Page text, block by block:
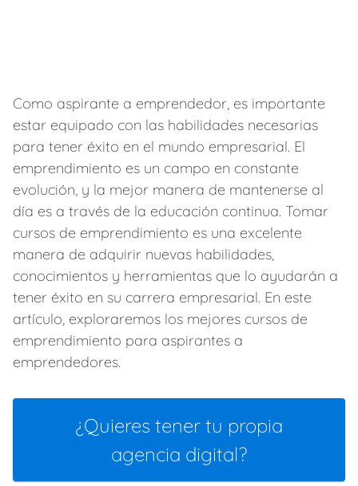
Como aspirante a emprendedor, es importante
estar equipado con las habilidades necesarias
para tener éxito en el mundo empresarial. El
emprendimiento es un campo en constante
evolución, y la mejor manera de mantenerse al
día es a través de la educación continua. Tomar
cursos de emprendimiento es una excelente
manera de adquirir nuevas habilidades,
conocimientos y herramientas que lo ayudarán a
tener éxito en su carrera empresarial. En este
artículo, exploraremos los mejores cursos de
emprendimiento para aspirantes a
emprendedores.
¿Quieres tener tu propia
agencia digital?